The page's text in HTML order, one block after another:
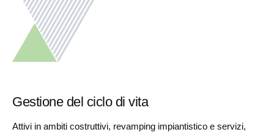
Gestione del ciclo di vita
Attivi in ambiti costruttivi, revamping impiantistico e servizi,